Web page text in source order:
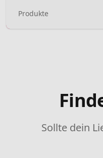
Produkte
Sollte dein